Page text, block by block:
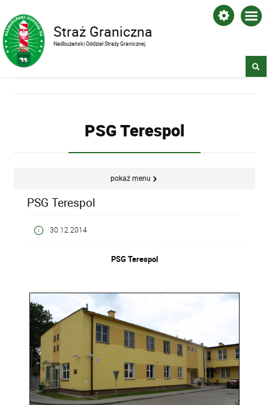
Straż Graniczna
Nadbużański Oddział Straży Granicznej
PSG Terespol
pokaż menu
PSG Terespol
30.12.2014
PSG Terespol